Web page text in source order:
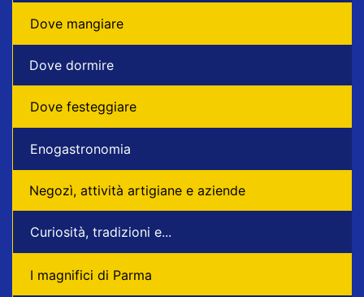
Dove mangiare
Dove dormire
Dove festeggiare
Enogastronomia
Negozì, attività artigiane e aziende
Curiosità, tradizioni e...
I magnifici di Parma